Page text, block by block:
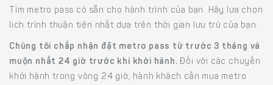
Tìm metro pass có sẵn cho hành trình của bạn. Hãy lựa chọn
lịch trình thuận tiện nhất dựa trên thời gian lưu trú của bạn.
Chúng tôi chấp nhận đặt metro pass từ trước 3 tháng và
muộn nhất 24 giờ trước khi khởi hành. Đối với các chuyến
khởi hành trong vòng 24 giờ, hành khách cần mua metro